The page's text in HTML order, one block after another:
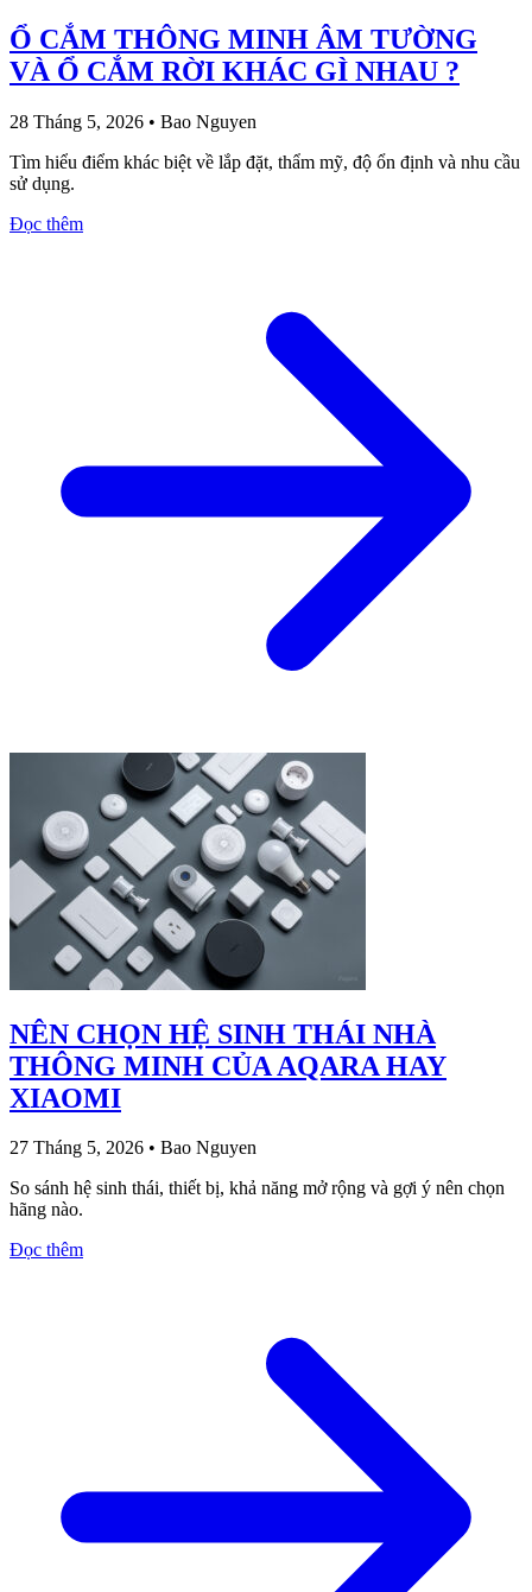
Ổ CẮM THÔNG MINH ÂM TƯỜNG
VÀ Ổ CẮM RỜI KHÁC GÌ NHAU ?
28 Tháng 5, 2026 • Bao Nguyen
Tìm hiểu điểm khác biệt về lắp đặt, thẩm mỹ, độ ổn định và nhu cầu
sử dụng.
Đọc thêm
NÊN CHỌN HỆ SINH THÁI NHÀ
THÔNG MINH CỦA AQARA HAY
XIAOMI
27 Tháng 5, 2026 • Bao Nguyen
So sánh hệ sinh thái, thiết bị, khả năng mở rộng và gợi ý nên chọn
hãng nào.
Đọc thêm